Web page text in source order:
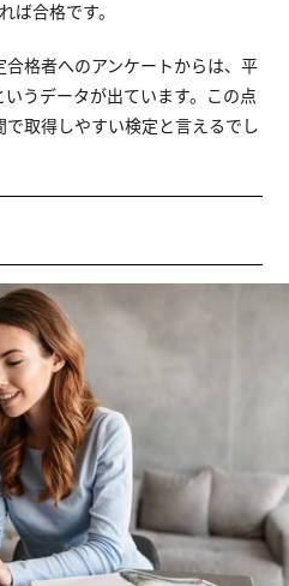
ば合格です。
格者へのアンケートからは、平
うデータが出ています。この点
取得しやすい検定と言えるでし